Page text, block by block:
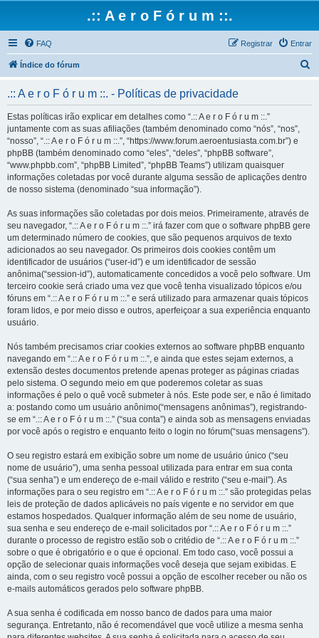
.:: A e r o F ó r u m ::.
FAQ Entrar
Registrar
Índice do fórum
.:: A e r o F ó r u m ::. - Políticas de privacidade
Estas políticas irão explicar em detalhes como “.:: A e r o F ó r u m ::.”
juntamente com as suas afiliações (também denominado como “nós”, “nos”,
“nosso”, “.:: A e r o F ó r u m ::.”, “https://www.forum.aeroentusiasta.com.br”) e
phpBB (também denominado como “eles”, “deles”, “phpBB software”,
“www.phpbb.com”, “phpBB Limited”, “phpBB Teams”) utilizam quaisquer
informações coletadas por você durante alguma sessão de aplicações dentro
de nosso sistema (denominado “sua informação”).
As suas informações são coletadas por dois meios. Primeiramente, através de
seu navegador, “.:: A e r o F ó r u m ::.” irá fazer com que o software phpBB gere
um determinado número de cookies, que são pequenos arquivos de texto
adicionados ao seu navegador. Os primeiros dois cookies contêm um
identificador de usuários (“user-id”) e um identificador de sessão
anônima(“session-id”), automaticamente concedidos a você pelo software. Um
terceiro cookie será criado uma vez que você tenha visualizado tópicos e/ou
fóruns em “.:: A e r o F ó r u m ::.” e será utilizado para armazenar quais tópicos
foram lidos, e por meio disso e outros, aperfeiçoar a sua experiência enquanto
usuário.
Nós também precisamos criar cookies externos ao software phpBB enquanto
navegando em “.:: A e r o F ó r u m ::.”, e ainda que estes sejam externos, a
extensão destes documentos pretende apenas proteger as páginas criadas
pelo sistema. O segundo meio em que poderemos coletar as suas
informações é pelo o quê você submeter à nós. Este pode ser, e não é limitado
a: postando como um usuário anônimo(“mensagens anônimas”), registrando-
se em “.:: A e r o F ó r u m ::.” (“sua conta”) e ainda sob as mensagens enviadas
por você após o registro e enquanto feito o login no fórum(“suas mensagens”).
O seu registro estará em exibição sobre um nome de usuário único (“seu
nome de usuário”), uma senha pessoal utilizada para entrar em sua conta
(“sua senha”) e um endereço de e-mail válido e restrito (“seu e-mail”). As
informações para o seu registro em “.:: A e r o F ó r u m ::.” são protegidas pelas
leis de proteção de dados aplicáveis no país vigente e no servidor em que
estamos hospedados. Qualquer informação além de seu nome de usuário,
sua senha e seu endereço de e-mail solicitados por “.:: A e r o F ó r u m ::.”
durante o processo de registro estão sob o critédio de “.:: A e r o F ó r u m ::.”
sobre o que é obrigatório e o que é opcional. Em todo caso, você possui a
opção de selecionar quais informações você deseja que sejam exibidas. E
ainda, com o seu registro você possui a opção de escolher receber ou não os
e-mails automáticos gerados pelo software phpBB.
A sua senha é codificada em nosso banco de dados para uma maior
segurança. Entretanto, não é recomendável que você utilize a mesma senha